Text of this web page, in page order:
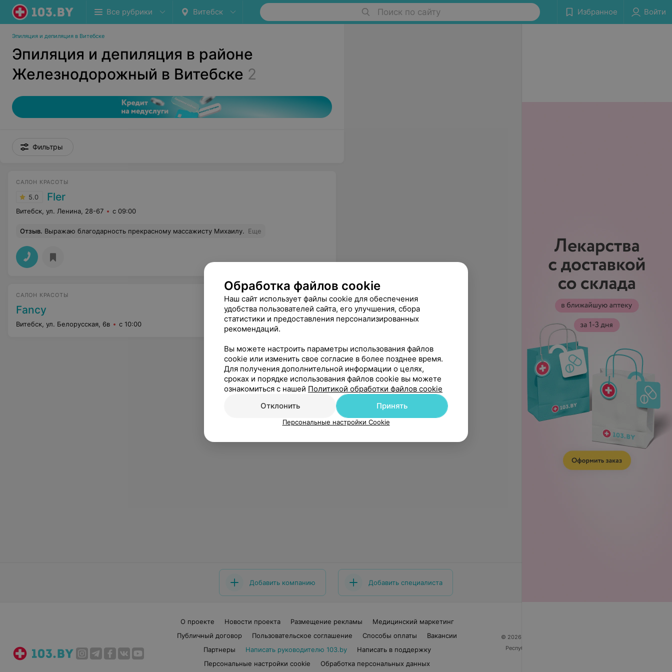
Все рубрики Витебск Поиск по сайту Избранное Войти
Эпиляция и депиляция в Витебске
Эпиляция и депиляция в районе
Железнодорожный в Витебске 2
Фильтры
САЛОН КРАСОТЫ
5.0 Fler
Витебск, ул. Ленина, 28-67 с 09:00
Отзыв. Выражаю благодарность прекрасному массажисту Михаилу. Еще
САЛОН КРАСОТЫ
Fancy
Витебск, ул. Белорусская, 6в с 10:00
Добавить компанию Добавить специалиста
О проекте Новости проекта Размещение рекламы
Медицинский маркетинг
Публичный договор
Пользовательское соглашение Способы оплаты
Вакансии
Партнеры
Написать руководителю 103.by
Написать в поддержку
Персональные настройки cookie
Обработка персональных данных
© 2026 ООО «Артокс Лаб», УНП 191700409
Республика Беларусь, г. Минск, улица Толбухина, 2,
Обработка файлов cookie
Наш сайт использует файлы cookie для обеспечения
удобства пользователей сайта, его улучшения, сбора
статистики и предоставления персонализированных
рекомендаций.
Вы можете настроить параметры использования файлов
cookie или изменить свое согласие в более позднее время.
Для получения дополнительной информации о целях,
сроках и порядке использования файлов cookie вы можете
ознакомиться с нашей Политикой обработки файлов cookie
Отклонить
Принять
Персональные настройки Cookie